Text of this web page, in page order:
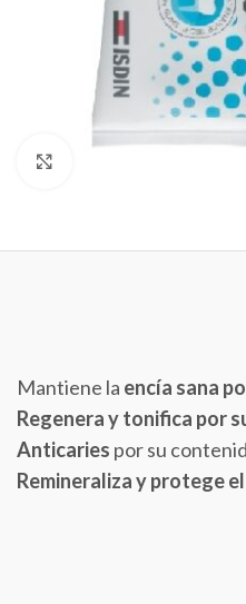
Mantiene la encía sana
Regenera y tonifica por
Anticaries por su
Remineraliza y protege